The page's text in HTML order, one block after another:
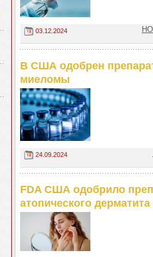
03.12.2024
В США одобрен
миеломы
24.09.2024
FDA США одобрило
атопического дерматита